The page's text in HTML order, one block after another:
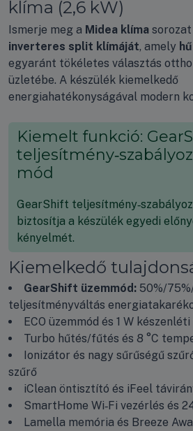
klíma (2,6 kW)
Ismerje meg a Midea klíma
inverteres split klímáját, amely
egyaránt tökéletes választás
üzletébe. A készülék kiemelkedő
energiahatékonyságával modern
Kiemelt funkció:
mód
GearShift
biztosítja a készülék egyedi
kényelmét.
Kiemelkedő
GearShift üzemmód: 50%/
teljesítményváltás
ECO üzemmód és 1 W
Turbo hűtés/fűtés és 8 °C
Ionizátor és nagy sűrűségű
szűrő
iClean öntisztító és iFeel
SmartHome Wi‑Fi vezérlés és
Lamella memória és Breeze